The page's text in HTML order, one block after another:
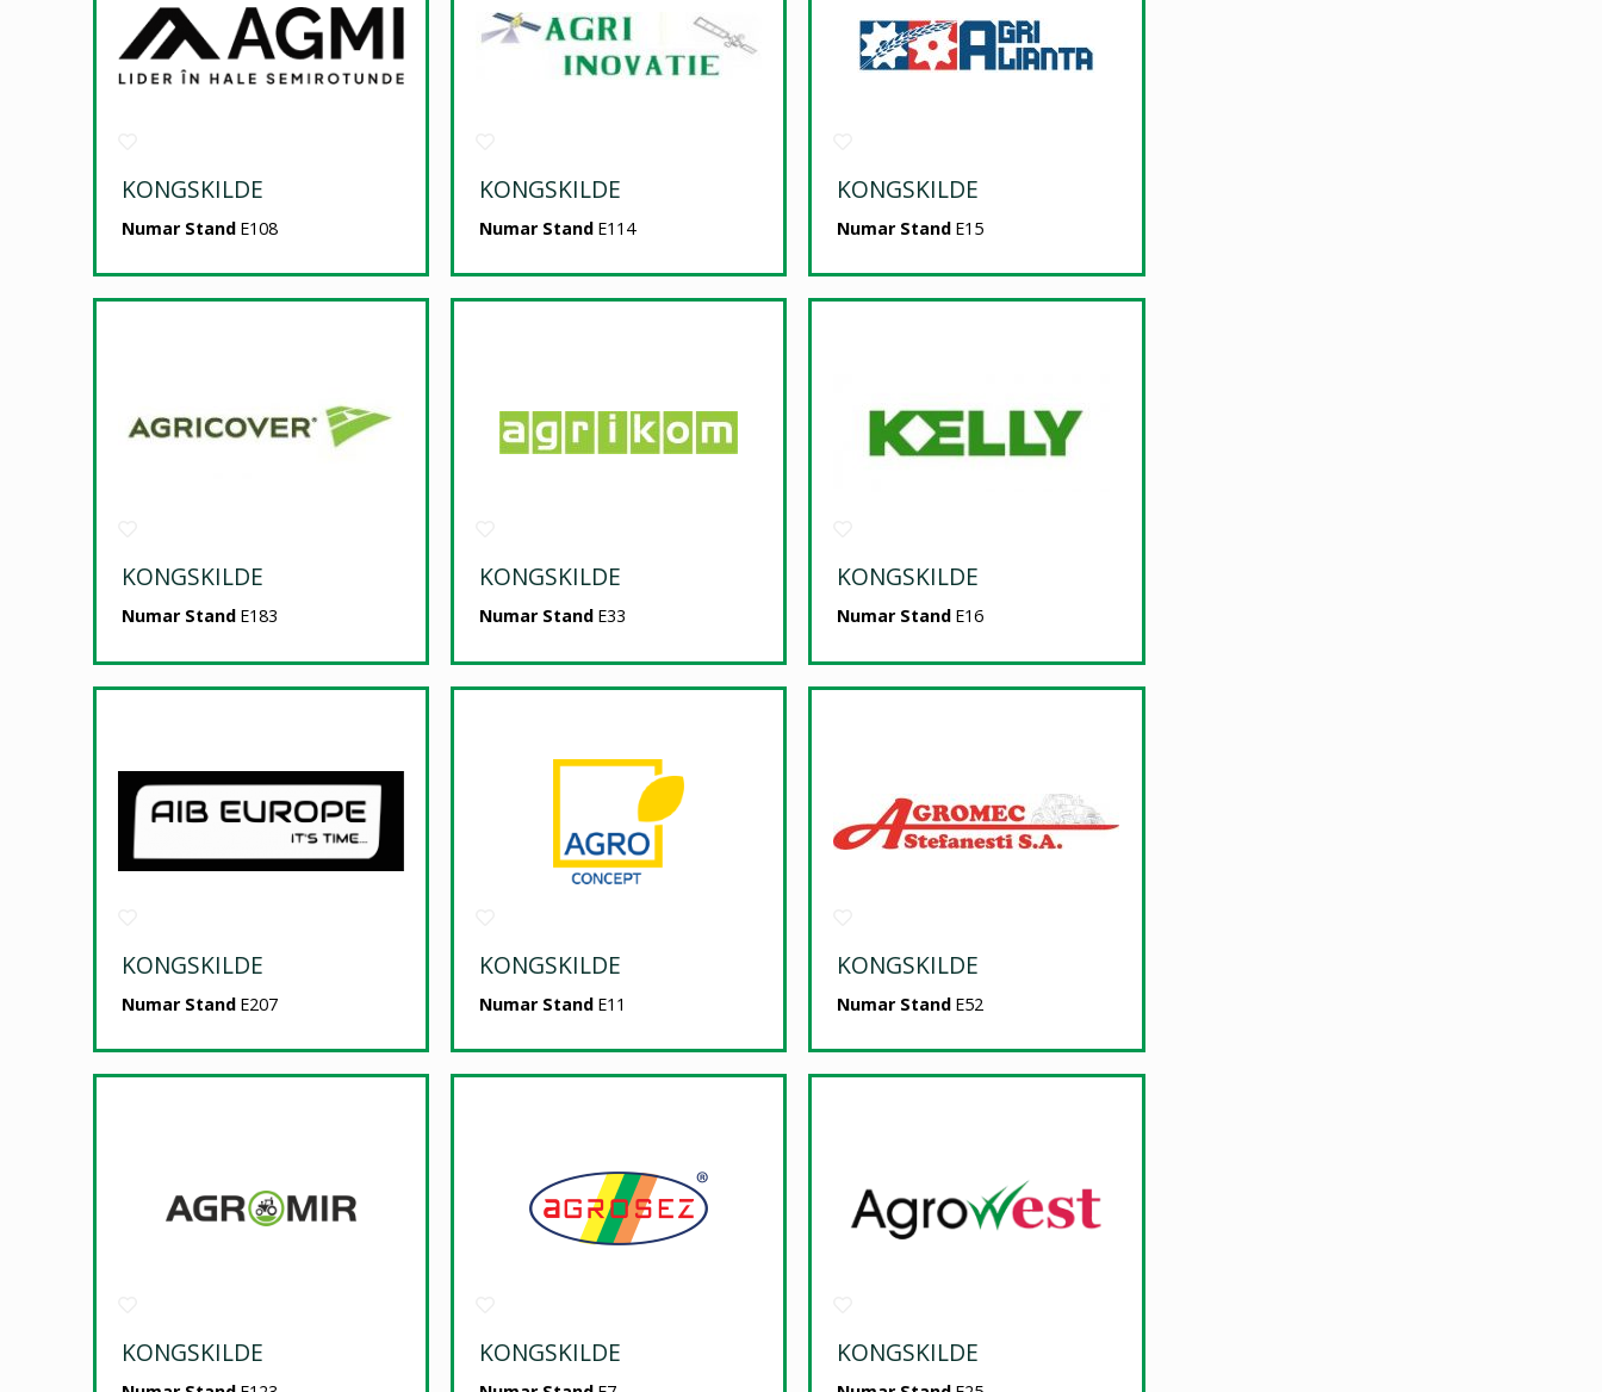
KONGSKILDE
Numar Stand E108
KONGSKILDE
Numar Stand E114
KONGSKILDE
Numar Stand E15
KONGSKILDE
Numar Stand E183
KONGSKILDE
Numar Stand E33
KONGSKILDE
Numar Stand E16
KONGSKILDE
Numar Stand E207
KONGSKILDE
Numar Stand E11
KONGSKILDE
Numar Stand E52
KONGSKILDE KONGSKILDE KONGSKILDE